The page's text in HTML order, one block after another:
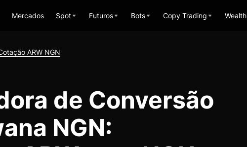
Mercados Spot Futuros Bots Copy Trading Wealth
ARW NGN
de Conversão
NGN: